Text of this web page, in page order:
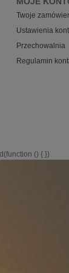
Twoje
Ustawienia
Przechowalnia
Regulamin
() { })